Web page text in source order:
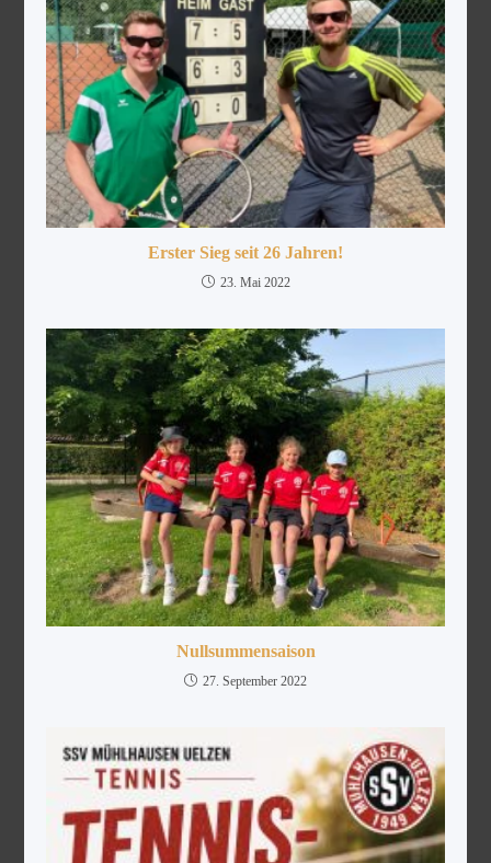
Erster Sieg seit 26 Jahren!
23. Mai 2022
Nullsummensaison
27. September 2022